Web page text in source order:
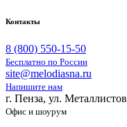
Контакты
8 (800) 550-15-50
Бесплатно по России
site@melodiasna.ru
Напишите нам
г. Пенза, ул.
Офис и шоурум